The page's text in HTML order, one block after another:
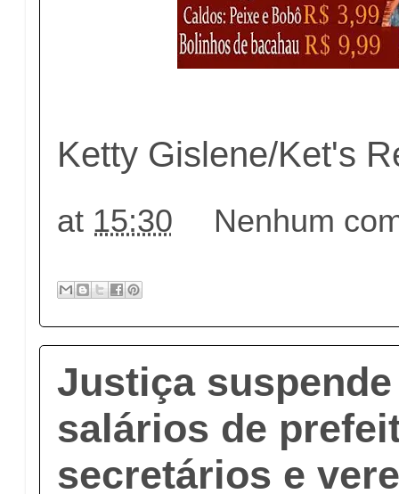
Ketty Gislene/Ket's
at 15:30 Nenhum
Justiça
salários de
secretários e